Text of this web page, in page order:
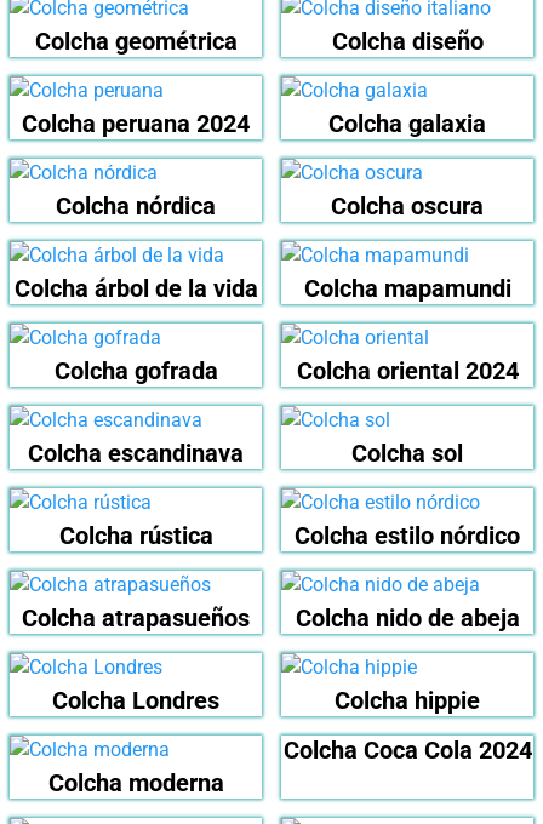
Colcha geométrica Colcha diseño
Colcha peruana 2024 Colcha galaxia
Colcha nórdica Colcha oscura
Colcha árbol de la vida Colcha mapamundi
Colcha gofrada Colcha oriental 2024
Colcha escandinava Colcha sol
Colcha rústica Colcha estilo nórdico
Colcha atrapasueños Colcha nido de abeja
Colcha Londres Colcha hippie
Colcha moderna
Colcha Coca Cola 2024